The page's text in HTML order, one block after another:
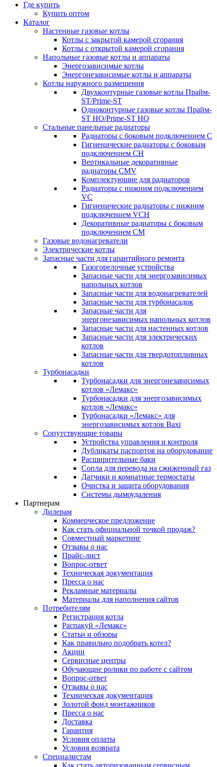
Где купить
Купить оптом
Каталог
Настенные газовые котлы
Котлы с закрытой камерой сгорания
Котлы с открытой камерой сгорания
Напольные газовые котлы и аппараты
Энергозависимые котлы
Энергонезависимые котлы и аппараты
Котлы наружного размещения
Двухконтурные газовые котлы Прайм-
ST/Prime-ST
Одноконтурные газовые котлы Прайм-
ST HO/Prime-ST HO
Стальные панельные радиаторы
Радиаторы c боковым подключением C
Гигиенические радиаторы c боковым
подключением CH
Вертикальные декоративные
радиаторы CMV
Комплектующие для радиаторов
Радиаторы c нижним подключением
VC
Гигиенические радиаторы c нижним
подключением VCH
Декоративные радиаторы с боковым
подключением CM
Газовые водонагреватели
Электрические котлы
Запасные части для гарантийного ремонта
Газогорелочные устройства
Запасные части для энергозависимых
напольных котлов
Запасные части для водонагревателей
Запасные части для турбонасадок
Запасные части для
энергонезависимых напольных котлов
Запасные части для настенных котлов
Запасные части для электрических
котлов
Запасные части для твердотопливных
котлов
Турбонасадки
Турбонасадки для энергонезависимых
котлов «Лемакс»
Турбонасадки для энергозависимых
котлов «Лемакс»
Турбонасадки «Лемакс» для
энергозависимых котлов Baxi
Сопутствующие товары
Устройства управления и контроля
Дубликаты паспортов на оборудование
Расширительные баки
Сопла для перевода на сжиженный газ
Датчики и комнатные термостаты
Очистка и защита оборудования
Системы дымоудаления
Партнерам
Дилерам
Коммерческое предложение
Как стать официальной точкой продаж?
Совместный маркетинг
Отзывы о нас
Прайс-лист
Вопрос-ответ
Техническая документация
Пресса о нас
Рекламные материалы
Материалы для наполнения сайтов
Потребителям
Регистрация котла
Распакуй «Лемакс»
Статьи и обзоры
Как правильно подобрать котел?
Акции
Сервисные центры
Обучающие ролики по работе с сайтом
Вопрос-ответ
Отзывы о нас
Техническая документация
Золотой фонд монтажников
Пресса о нас
Доставка
Гарантия
Условия оплаты
Условия возврата
Специалистам